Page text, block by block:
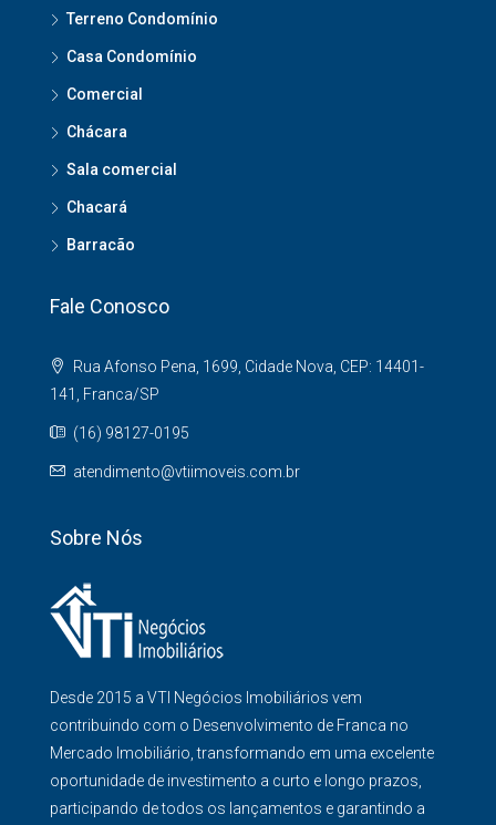
Terreno Condomínio
Casa Condomínio
Comercial
Chácara
Sala comercial
Chacará
Barracão
Fale Conosco
Rua Afonso Pena, 1699, Cidade Nova, CEP: 14401-
141, Franca/SP
(16) 98127-0195
atendimento@vtiimoveis.com.br
Sobre Nós
Desde 2015 a VTI Negócios Imobiliários vem
contribuindo com o Desenvolvimento de Franca no
Mercado Imobiliário, transformando em uma excelente
oportunidade de investimento a curto e longo prazos,
participando de todos os lançamentos e garantindo a